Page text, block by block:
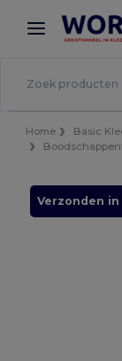
× Betere
Home Basic
Verzonden in